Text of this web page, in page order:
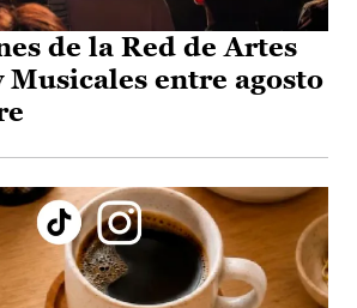
de la Red de Artes
Musicales entre agosto